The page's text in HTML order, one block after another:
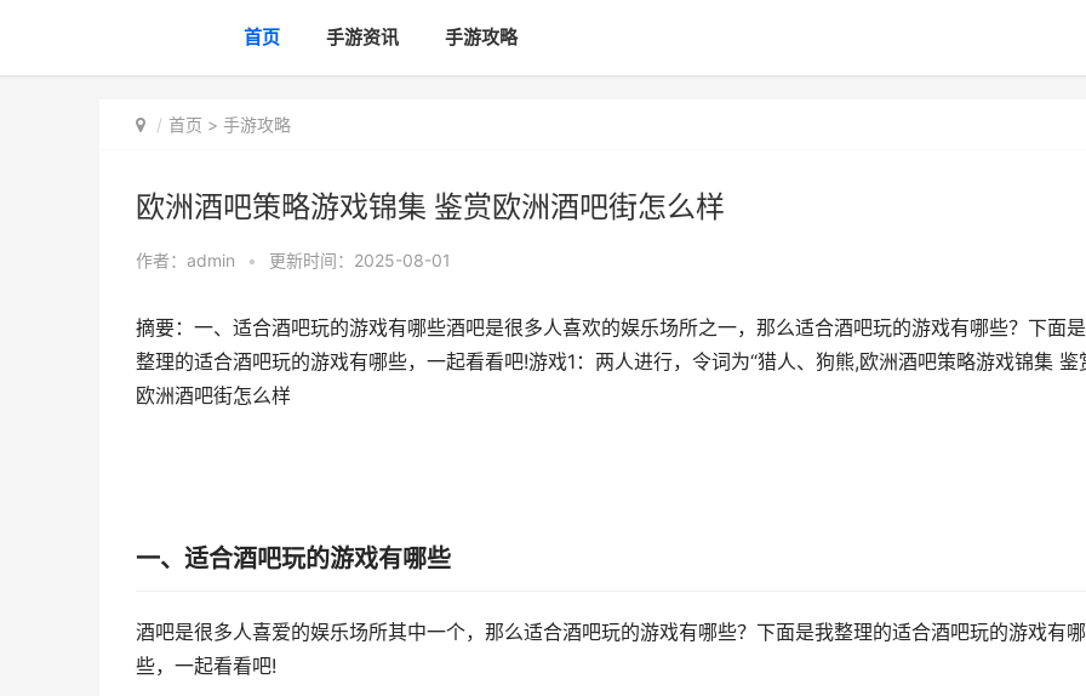
首页 手游资讯 手游攻略
首页 > 手游攻略
欧洲酒吧策略游戏锦集 鉴赏欧洲酒吧街怎么样
作者： admin • 更新时间：2025-08-01
摘要：一、适合酒吧玩的游戏有哪些酒吧是很多人喜欢的娱乐场所之一，那么适合酒吧玩的游戏有哪些？下面
整理的适合酒吧玩的游戏有哪些，一起看看吧!游戏1：两人进行，令词为“猎人、狗熊,欧洲酒吧策略游戏锦集 鉴
欧洲酒吧街怎么样
一、适合酒吧玩的游戏有哪些
酒吧是很多人喜爱的娱乐场所其中一个，那么适合酒吧玩的游戏有哪些？下面是我整理的适合酒吧玩的游戏有哪
些，一起看看吧!